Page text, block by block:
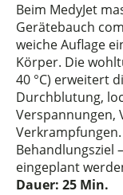
Beim MedyJet
Gerätebauch
weiche Auflage
Körper. Die
40 °C) erweitert
Durchblutung,
Verspannungen,
Behandlungsziel
eingeplant
Dauer: 25 Min.